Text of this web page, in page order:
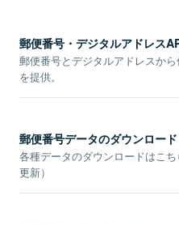
郵便番号・デジタルアドレス
郵便番号とデジタルアドレスか
を提供。
郵便番号データのダウンロード
各種データのダウンロードはこ
更新）